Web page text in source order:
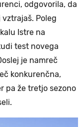
odgovorila, da
Poleg
Istre na
test novega
je namreč
konkurenčna,
pa že tretjo sezono